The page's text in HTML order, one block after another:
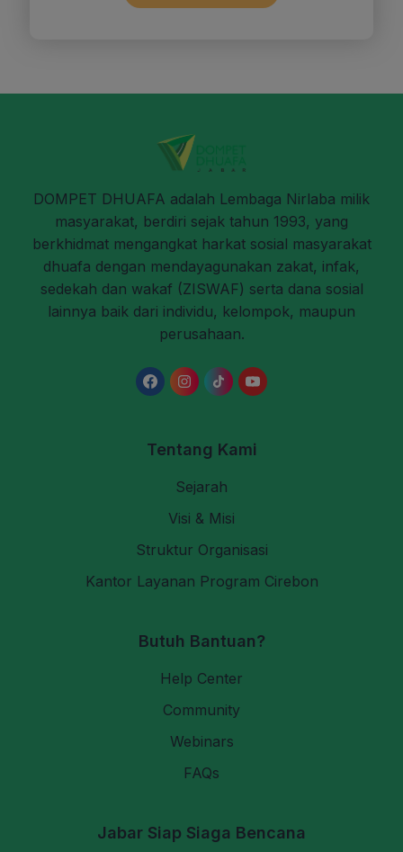
DOMPET DHUAFA adalah Lembaga Nirlaba milik
masyarakat, berdiri sejak tahun 1993, yang
berkhidmat mengangkat harkat sosial masyarakat
dhuafa dengan mendayagunakan zakat, infak,
sedekah dan wakaf (ZISWAF) serta dana sosial
lainnya baik dari individu, kelompok, maupun
perusahaan.
Tentang Kami
Sejarah
Visi & Misi
Struktur Organisasi
Kantor Layanan Program Cirebon
Butuh Bantuan?
Help Center
Community
Webinars
FAQs
Jabar Siap Siaga Bencana